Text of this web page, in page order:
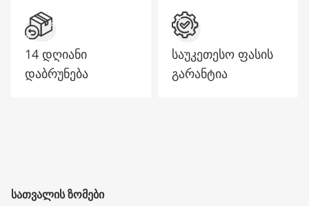
14 დღიანი
დაბრუნება
საუკეთესო ფასის
გარანტია
ᲡᲐᲗᲕᲐᲚᲘᲡ ᲖᲝᲛᲔᲑᲘ